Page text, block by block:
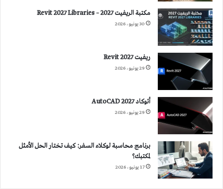
مكتبة الريفيت 2027 – Revit 2027 Libraries
30 يونيو، 2026
ريفيت 2027 Revit
29 يونيو، 2026
أتوكاد 2027 AutoCAD
29 يونيو، 2026
برنامج محاسبة لوكلاء السفر: كيف تختار الحل الأمثل
لمكتبك؟
17 يونيو، 2026